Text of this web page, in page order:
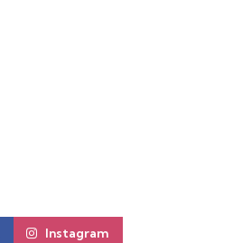
Instagram